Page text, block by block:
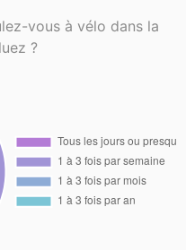
vous à vélo dans la
?